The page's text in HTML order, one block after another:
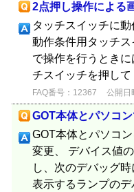
2点押し操作による
タッチスイッチに
動作条件用タッチ
で操作を行うとき
チスイッチを押し
FAQ番号：12367 公開日
GOT本体とパソコ
GOT本体とパソコ
変更、 デバイス値
し、次のデバッグ
表示するランプの